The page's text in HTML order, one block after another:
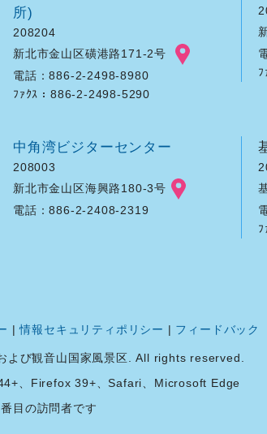
所)
208204
新北市金山区磺港路171-2号
電話：886-2-2498-8980
ﾌｧｸｽ：886-2-2498-5290
中角湾ビジターセンター
208003
新北市金山区海興路180-3号
電話：886-2-2408-2319
|情報セキュリティポリシー | フィードバック
よび観音山国家風景区. All rights reserved.
、Firefox 39+、Safari、Microsoft Edge
番目の訪問者です